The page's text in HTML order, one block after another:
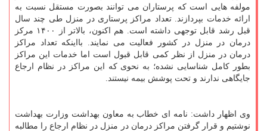
مولفه هایی است که پرستاران می توانند بصورت مستقل نسبت به
ارائه خدمات بپردازند. تعداد مراکز پرستاری در منزل طی چند سال
قبل رشد قابل توجهی داشته است. هم اکنون، بالاتر از ۱۴۰۰ مرکز
درمان در منزل در کشور فعالیت می نمایند. بااینکه تعداد مراکز
درمان در منزل از نظر کمی قابل قبول است اما خدمات این مراکز
بطور کامل شناسایی نشده؛ به نحوی که این مراکز در نظام ارجاع
جایگاهی ندارند و تحت پوشش بیمه نیستند.
وی اظهار داشت: نامه ای خطاب به معاون بهداشت وزارت بهداشت
نوشتیم و قرار گرفتن مراکز درمان در منزل در نظام ارجاع را مطالبه